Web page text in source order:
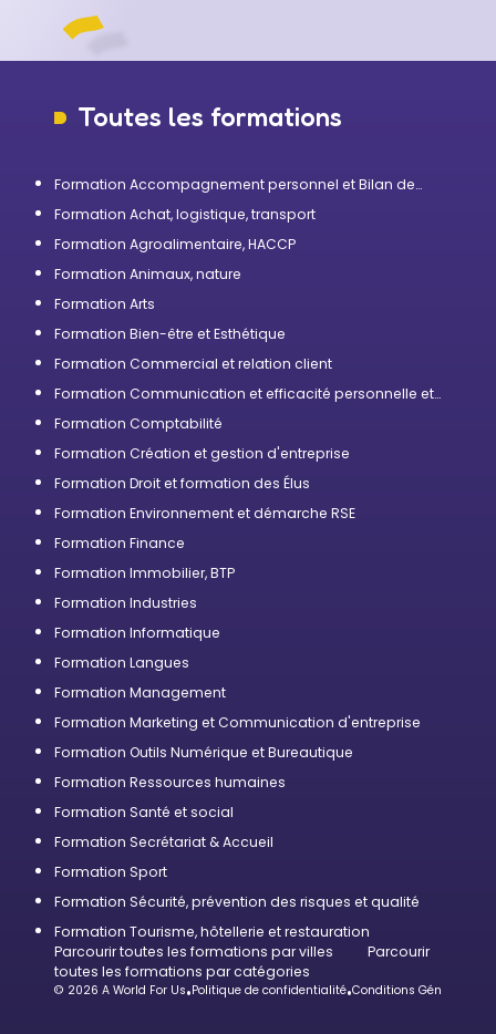
Toutes les formations
Formation Accompagnement personnel et Bilan de
Formation Achat, logistique, transport
Formation Agroalimentaire, HACCP
Formation Animaux, nature
Formation Arts
Formation Bien-être et Esthétique
Formation Commercial et relation client
Formation Communication et efficacité personnelle et
Formation Comptabilité
Formation Création et gestion d'entreprise
Formation Droit et formation des Élus
Formation Environnement et démarche RSE
Formation Finance
Formation Immobilier, BTP
Formation Industries
Formation Informatique
Formation Langues
Formation Management
Formation Marketing et Communication d'entreprise
Formation Outils Numérique et Bureautique
Formation Ressources humaines
Formation Santé et social
Formation Secrétariat & Accueil
Formation Sport
Formation Sécurité, prévention des risques et qualité
Formation Tourisme, hôtellerie et restauration
Parcourir toutes les formations par villes
Parcourir
toutes les formations par catégories
© 2026 A World For Us•Politique de confidentialité•Conditions Générales